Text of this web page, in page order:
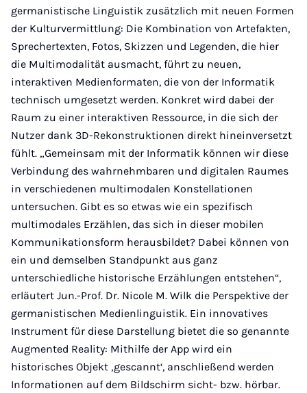
germanistische Linguistik zusätzlich mit neuen Formen
der Kulturvermittlung: Die Kombination von Artefakten,
Sprechertexten, Fotos, Skizzen und Legenden, die hier
die Multimodalität ausmacht, führt zu neuen,
interaktiven Medienformaten, die von der Informatik
technisch umgesetzt werden. Konkret wird dabei der
Raum zu einer interaktiven Ressource, in die sich der
Nutzer dank 3D-Rekonstruktionen direkt hineinversetzt
fühlt. „Gemeinsam mit der Informatik können wir diese
Verbindung des wahrnehmbaren und digitalen Raumes
in verschiedenen multimodalen Konstellationen
untersuchen. Gibt es so etwas wie ein spezifisch
multimodales Erzählen, das sich in dieser mobilen
Kommunikationsform herausbildet? Dabei können von
ein und demselben Standpunkt aus ganz
unterschiedliche historische Erzählungen entstehen“,
erläutert Jun.-Prof. Dr. Nicole M. Wilk die Perspektive der
germanistischen Medienlinguistik. Ein innovatives
Instrument für diese Darstellung bietet die so genannte
Augmented Reality: Mithilfe der App wird ein
historisches Objekt ‚gescannt‘, anschließend werden
Informationen auf dem Bildschirm sicht- bzw. hörbar.